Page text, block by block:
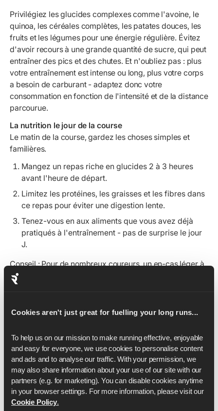
Cookies aren't just great for fuelling your long runs...
To help us on our mission to make running effective, enjoyable
and easy for everyone, we use cookies to personalise content
and ads and to analyse our traffic. With your permission, we
may also share information about your use of our site with our
partners (e.g. for marketing). You can disable cookies anytime
in your browser settings. For more information, please visit our
Cookie Policy.
Privilégiez les glucides complexes comme l'avoine, le
quinoa, les céréales complètes, les patates douces, les
fruits et les légumes pour une énergie régulière. Évitez
d'avoir recours à une grande quantité de sucre, qui peut
entraîner des pics et des chutes. Et n'oubliez pas : plus
votre entraînement est intense ou long, plus votre corps
a besoin de carburant - adaptez donc votre
consommation en fonction de l'intensité et de la distance
parcourue.
La nutrition le jour de la course
Le matin de la course, gardez les choses simples et
familières.
Mangez un repas riche en glucides 2 à 3 heures
avant l'heure de départ.
Limitez les protéines, les graisses et les fibres dans
ce repas pour éviter une digestion lente.
Tenez-vous en aux aliments que vous avez déjà
pratiqués à l'entraînement - pas de surprise le jour
J.
Conseil : Pour de nombreux coureurs, un en-cas léger à
base de glucides à l'approche de la course peut
également être utile, mais uniquement s'il s'agit d'un
Entraînements croisé et de
force
L'ajout d'un entraînement croisé et d'un entraînement
musculaire à votre plan d'entraînement course 10k vous
permet d'atteindre deux objectifs : réduire le risque de